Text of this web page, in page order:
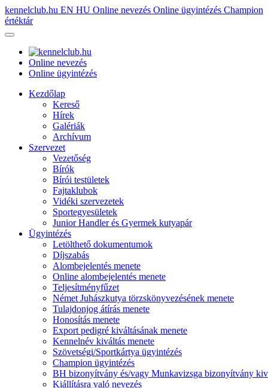
kennelclub.hu EN HU Online nevezés Online ügyintézés Champion
értéktár
Online nevezés
Online ügyintézés
Kezdőlap
Kereső
Hírek
Galériák
Archívum
Szervezet
Vezetőség
Bírók
Bírói testületek
Fajtaklubok
Vidéki szervezetek
Sportegyesületek
Junior Handler és Gyermek kutyapár
Ügyintézés
Letölthető dokumentumok
Díjszabás
Alombejelentés menete
Online alombejelentés menete
Teljesítményfűzet
Német Juhászkutya törzskönyvezésének menete
Tulajdonjog átírás menete
Honosítás menete
Export pedigré kiváltásának menete
Kennelnév kiváltás menete
Szövetségi/Sportkártya ügyintézés
Champion ügyintézés
BH bizonyítvány és/vagy Munkavizsga bizonyítvány
Kiállításra való nevezés